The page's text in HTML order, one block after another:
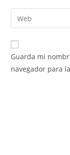
Guarda mi
navegador para